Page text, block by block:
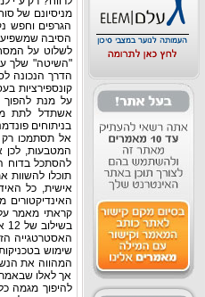
מניסיונם של
הגרפים וחפש
הסיבה
לשלוט על
"השיטה" שלך
הדרך הנכונה
קונספירציות
על מנת להפוך
אשתדל לתת
בניתוחים
אל תסתמכו רק
המטבעות, לכן
להסתכל בדוח
תוכלו להשוות
אישית, כל
קראתי מאמר
שימוש
המהווה את
אך לאלו
להיפוך מגמה